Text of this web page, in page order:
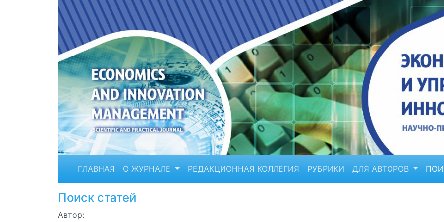
ГЛАВНАЯ О ЖУРНАЛЕ РЕДАКЦИОННАЯ КОЛЛЕГИЯ РУБРИКИ ДЛЯ АВТОРОВ
Поиск статей
Автор: